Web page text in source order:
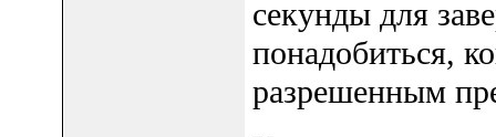
секунды для
понадобиться,
разрешенным